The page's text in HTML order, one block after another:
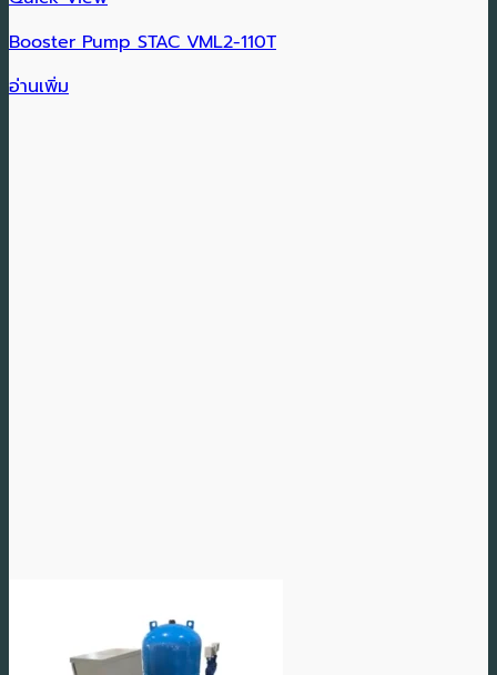
Booster Pump STAC VML2-110T
อ่านเพิ่ม